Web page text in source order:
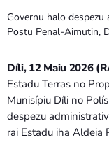
Governu halo
Postu Penal-Aimutin,
Díli, 12 Maiu 2026
Estadu Terras no
Munisípiu Díli no
despezu
rai Estadu iha Aldeia